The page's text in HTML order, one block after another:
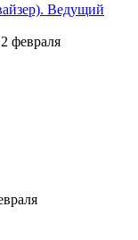
Ведущий
2 февраля